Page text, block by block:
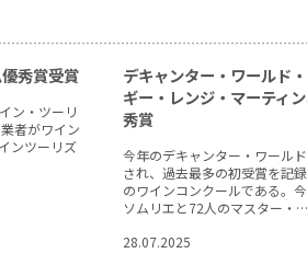
秀賞受賞
ン・ツーリ
者がワイン
ンツーリズ
デキャンター・ワールド
ギー・レンジ・マーティ
秀賞
今年のデキャンター・ワール
され、過去最多の初受賞を記
のワインコンクールである。
ソムリエと72人のマスター・
28.07.2025